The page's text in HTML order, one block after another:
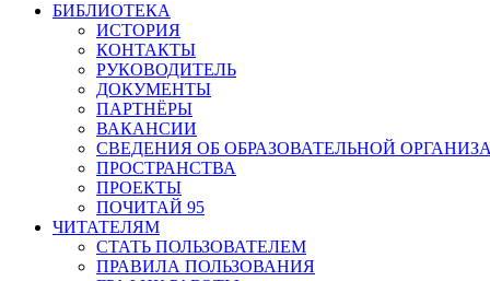
БИБЛИОТЕКА
ИСТОРИЯ
КОНТАКТЫ
РУКОВОДИТЕЛЬ
ДОКУМЕНТЫ
ПАРТНЁРЫ
ВАКАНСИИ
СВЕДЕНИЯ ОБ ОБРАЗОВАТЕЛЬНОЙ
ПРОСТРАНСТВА
ПРОЕКТЫ
ПОЧИТАЙ 95
ЧИТАТЕЛЯМ
СТАТЬ ПОЛЬЗОВАТЕЛЕМ
ПРАВИЛА ПОЛЬЗОВАНИЯ